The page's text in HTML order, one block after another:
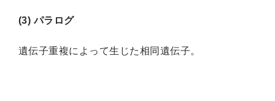
(3) パラログ
遺伝子重複によって生じた相同遺伝子。